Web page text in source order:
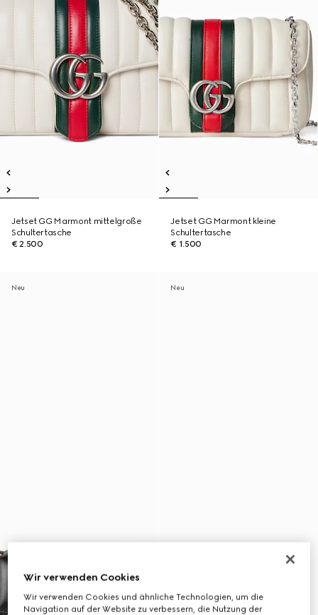
Jetset GG Marmont mittelgroße
Schultertasche
€ 2.500
Jetset GG Marmont kleine
Schultertasche
€ 1.500
Neu Neu
Wir verwenden Cookies
Wir verwenden Cookies und ähnliche Technologien, um die
Navigation auf der Website zu verbessern, die Nutzung der